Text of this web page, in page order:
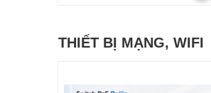
THIẾT BỊ MẠNG, WIFI